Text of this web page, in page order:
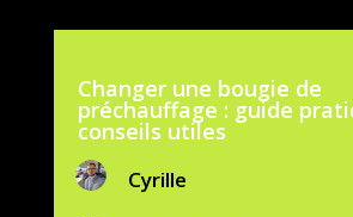
Changer une bougie de
préchauffage : guide
conseils utiles
Cyrille